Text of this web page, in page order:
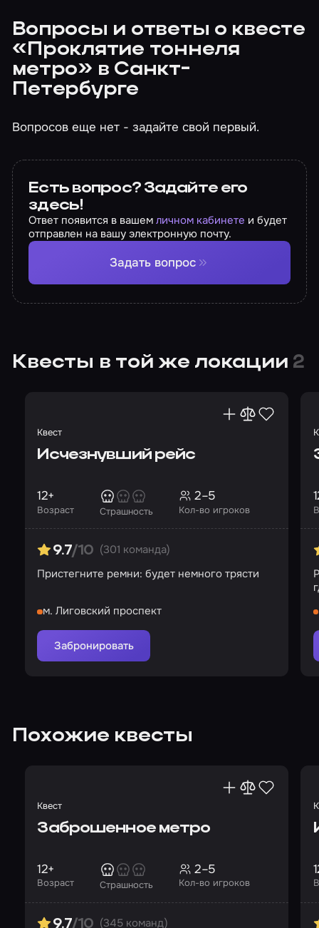
Вопросы и ответы о квесте
«Проклятие тоннеля
метро» в Санкт-
Петербурге
Вопросов еще нет - задайте свой первый.
Есть вопрос? Задайте его
здесь!
Ответ появится в вашемличном кабинете и будет
отправлен на вашу электронную почту.
Задать вопрос
Квесты в той же локации 2
Квест
Исчезнувший рейс
Возраст
12+
Страшность Кол-во игроков
2–5
9.7/10 (301 команда)
Пристегните ремни: будет немного трясти
м. Лиговский проспект
Забронировать
Похожие квесты
Квест
Заброшенное метро
Возраст
12+
Страшность Кол-во игроков
2–5
9.7/10 (345 команд)